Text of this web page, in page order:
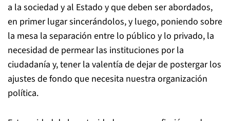
a la sociedad y al Estado y que deben ser abordados,
en primer lugar sincerándolos, y luego, poniendo sobre
la mesa la separación entre lo público y lo privado, la
necesidad de permear las instituciones por la
ciudadanía y, tener la valentía de dejar de postergar los
ajustes de fondo que necesita nuestra organización
política.